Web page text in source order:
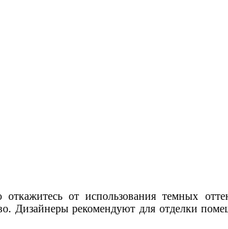
от использования темных
Дизайнеры рекомендуют для отделки